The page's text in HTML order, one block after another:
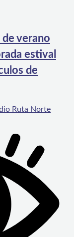
verano
estival
de
Ruta Norte